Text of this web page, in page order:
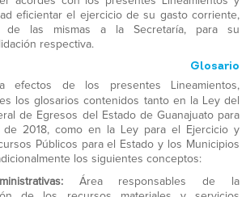
eficientar el ejercicio de su gasto corriente,
de las mismas a la Secretaría, para su
respectiva.
Glosario
efectos de los presentes Lineamientos,
los glosarios contenidos tanto en la Ley del
de Egresos del Estado de Guanajuato para
de 2018, como en la Ley para el Ejercicio y
Públicos para el Estado y los Municipios
los siguientes conceptos:
Área responsables de la